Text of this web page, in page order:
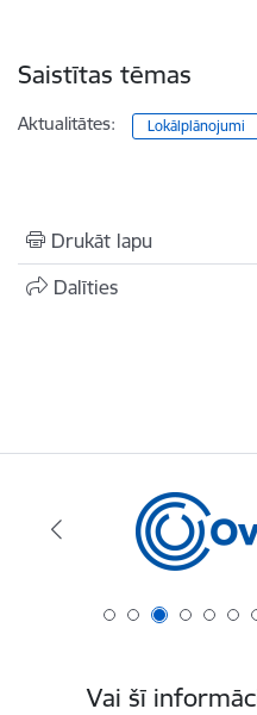
Saistītas tēmas
Aktualitātes: Lokālplānojumi
Drukāt lapu
Dalīties
Vai šī